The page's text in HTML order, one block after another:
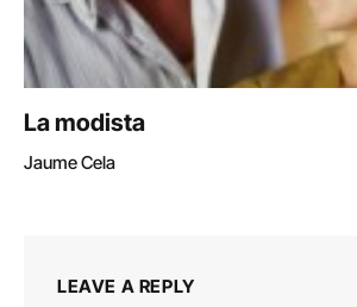
La modista
Jaume Cela
LEAVE A REPLY